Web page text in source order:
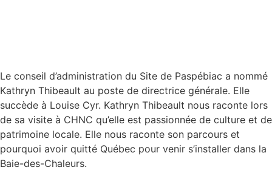
Le conseil d’administration du Site de Paspébiac a nommé
Kathryn Thibeault au poste de directrice générale. Elle
succède à Louise Cyr. Kathryn Thibeault nous raconte lors
de sa visite à CHNC qu’elle est passionnée de culture et de
patrimoine locale. Elle nous raconte son parcours et
pourquoi avoir quitté Québec pour venir s’installer dans la
Baie-des-Chaleurs.